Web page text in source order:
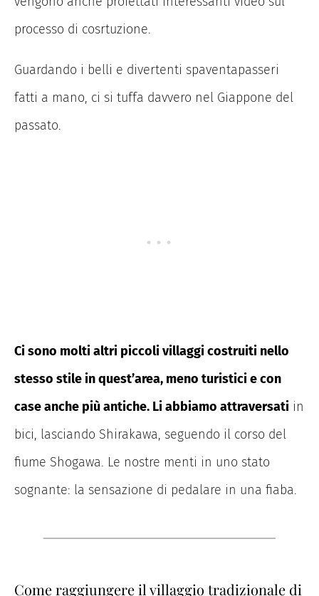
processo di cosrtuzione.
Guardando i belli e divertenti spaventapasseri
fatti a mano, ci si tuffa davvero nel Giappone del
passato.
Ci sono molti altri piccoli villaggi costruiti nello
stesso stile in quest’area, meno turistici e con
case anche più antiche. Li abbiamo attraversati in
bici, lasciando Shirakawa, seguendo il corso del
fiume Shogawa. Le nostre menti in uno stato
sognante: la sensazione di pedalare in una fiaba.
Come raggiungere il villaggio tradizionale di